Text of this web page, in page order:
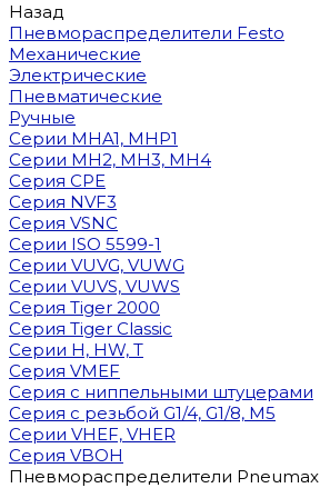
Назад
Пневмораспределители Festo
Механические
Электрические
Пневматические
Ручные
Cерии MHA1, MHP1
Cерии MH2, MH3, MH4
Cерия CPE
Серия NVF3
Серия VSNC
Серии ISO 5599-1
Серии VUVG, VUWG
Серии VUVS, VUWS
Серия Tiger 2000
Серия Tiger Classic
Серии H, HW, T
Серия VMEF
Серия с ниппельными штуцерами
Серия с резьбой G1/4, G1/8, М5
Серии VHEF, VHER
Серия VBOH
Пневмораспределители Pneumax